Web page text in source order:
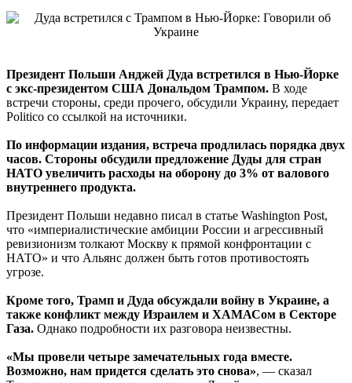
Президент Польши Анджей Дуда встретился в Нью-Йорке
с экс-президентом США Дональдом Трампом. В ходе
встречи стороны, среди прочего, обсудили Украину, передает
Politico со ссылкой на источники.
По информации издания, встреча продлилась порядка двух
часов. Стороны обсудили предложение Дуды для стран
НАТО увеличить расходы на оборону до 3% от валового
внутреннего продукта.
Президент Польши недавно писал в статье Washington Post,
что «империалистические амбиции России и агрессивный
ревизионизм толкают Москву к прямой конфронтации с
НАТО» и что Альянс должен быть готов противостоять
угрозе.
Кроме того, Трамп и Дуда обсуждали войну в Украине, а
также конфликт между Израилем и ХАМАСом в Секторе
Газа. Однако подробности их разговора неизвестны.
«Мы провели четыре замечательных года вместе.
Возможно, нам придется сделать это снова», — сказал